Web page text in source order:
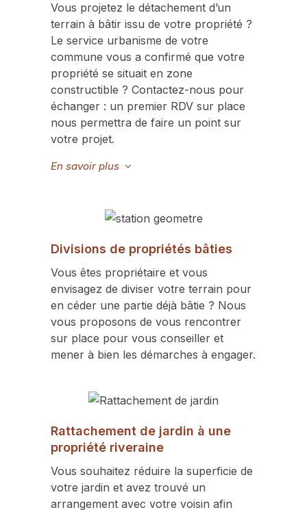
Vous projetez le détachement d’un
terrain à bâtir issu de votre propriété ?
Le service urbanisme de votre
commune vous a confirmé que votre
propriété se situait en zone
constructible ? Contactez-nous pour
échanger : un premier RDV sur place
nous permettra de faire un point sur
votre projet.
En savoir plus
Divisions de propriétés bâties
Vous êtes propriétaire et vous
envisagez de diviser votre terrain pour
en céder une partie déjà bâtie ? Nous
vous proposons de vous rencontrer
sur place pour vous conseiller et
mener à bien les démarches à engager.
Rattachement de jardin à une
propriété riveraine
Vous souhaitez réduire la superficie de
votre jardin et avez trouvé un
arrangement avec votre voisin afin